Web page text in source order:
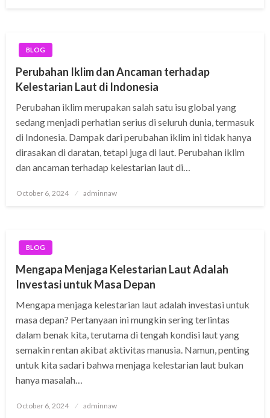
BLOG
Perubahan Iklim dan Ancaman terhadap
Kelestarian Laut di Indonesia
Perubahan iklim merupakan salah satu isu global yang
sedang menjadi perhatian serius di seluruh dunia, termasuk
di Indonesia. Dampak dari perubahan iklim ini tidak hanya
dirasakan di daratan, tetapi juga di laut. Perubahan iklim
dan ancaman terhadap kelestarian laut di…
Posted
October 6, 2024 adminnaw
BLOG
Mengapa Menjaga Kelestarian Laut Adalah
Investasi untuk Masa Depan
Mengapa menjaga kelestarian laut adalah investasi untuk
masa depan? Pertanyaan ini mungkin sering terlintas
dalam benak kita, terutama di tengah kondisi laut yang
semakin rentan akibat aktivitas manusia. Namun, penting
untuk kita sadari bahwa menjaga kelestarian laut bukan
hanya masalah…
Posted
October 6, 2024 adminnaw